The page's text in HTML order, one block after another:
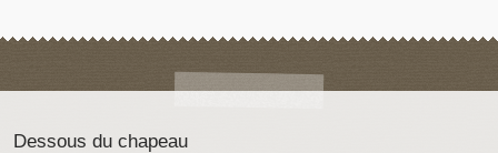
Dessous du chapeau